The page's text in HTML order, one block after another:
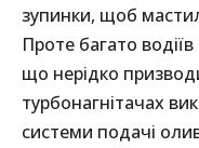
зупинки, щоб
Проте багато
що нерідко
турбонагнітачах
системи подачі